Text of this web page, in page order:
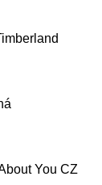
You CZ